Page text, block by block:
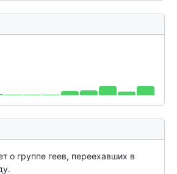
о группе геев, переехавших в